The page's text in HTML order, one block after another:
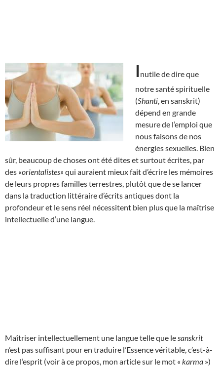
Inutile de dire que
notre santé spirituelle
(Shanti , en sanskrit)
dépend en grande
mesure de l’emploi que
nous faisons de nos
énergies sexuelles. Bien
sûr, beaucoup de choses ont été dites et surtout écrites, par
des «orientalistes» qui auraient mieux fait d’écrire les mémoires
de leurs propres familles terrestres, plutôt que de se lancer
dans la traduction littéraire d’écrits antiques dont la
profondeur et le sens réel nécessitent bien plus que la maîtrise
intellectuelle d’une langue.
Maîtriser intellectuellement une langue telle que le sanskrit
n’est pas suffisant pour en traduire l’Essence véritable, c’est-à-
dire l’esprit (voir à ce propos, mon article sur le mot « karma »)